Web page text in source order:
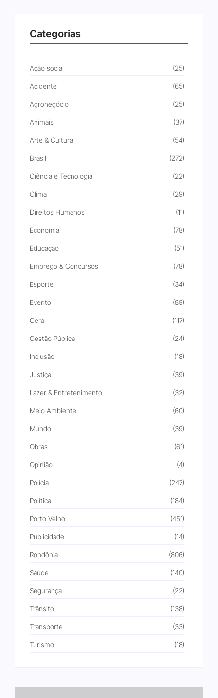
Categorias
Ação social (25)
Acidente (65)
Agronegócio (25)
Animais (37)
Arte & Cultura (54)
Brasil (272)
Ciência e Tecnologia (22)
Clima (29)
Direitos Humanos (11)
Economia (78)
Educação (51)
Emprego & Concursos (78)
Esporte (34)
Evento (89)
Geral (117)
Gestão Pública (24)
Inclusão (18)
Justiça (39)
Lazer & Entretenimento (32)
Meio Ambiente (60)
Mundo (39)
Obras (61)
Opinião (4)
Polícia (247)
Política (184)
Porto Velho (451)
Publicidade (14)
Rondônia (806)
Saúde (140)
Segurança (22)
Trânsito (138)
Transporte (33)
Turismo (18)